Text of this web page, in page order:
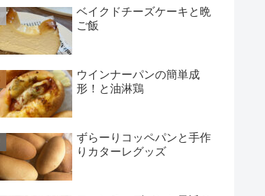
ベイクドチーズケーキと晩
ご飯
ウインナーパンの簡単成
形！と油淋鶏
ずらーりコッペパンと手作
りカターレグッズ